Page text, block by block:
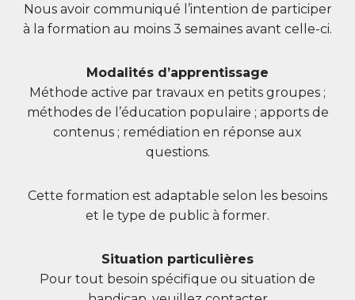
Nous avoir communiqué l’intention de participer
à la formation au moins 3 semaines avant celle-ci.
Modalités d’apprentissage
Méthode active par travaux en petits groupes ;
méthodes de l’éducation populaire ; apports de
contenus ; remédiation en réponse aux
questions.
Cette formation est adaptable selon les besoins
et le type de public à former.
Situation particulières
Pour tout besoin spécifique ou situation de